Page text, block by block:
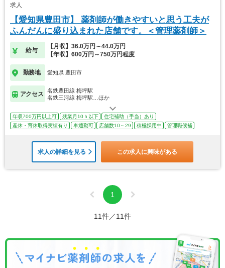
求人
【愛知県豊田市】 薬剤師が働きやすいと思う工夫が
ふんだんに盛り込まれた店舗です。＜管理薬剤師＞
給与
【月収】36.0万円～44.0万円
【年収】600万円～750万円程度
勤務地 愛知県 豊田市
アクセス
名鉄豊田線 梅坪駅
名鉄三河線 梅坪駅…ほか
年収700万円以上可 残業月10ｈ以下
住宅補助（手当）あり
産休・育休取得実績有り
車通勤可 店舗数10～29 積極採用中 管理職候補
求人の詳細を見る この求人に興味がある
1
11件／11件